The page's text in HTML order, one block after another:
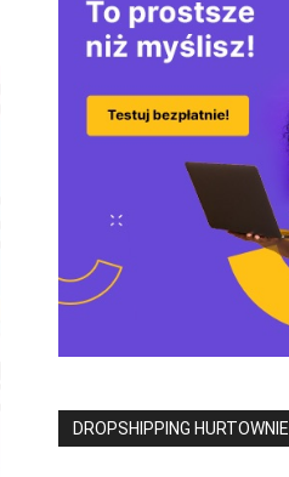
DROPSHIPPING HURTOWNIE